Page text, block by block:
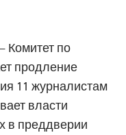
Комитет по
продление
11 журналистам
власти
в преддверии